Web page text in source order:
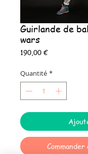
Guirlande de
wars
190,00 €Prix
Quantité *